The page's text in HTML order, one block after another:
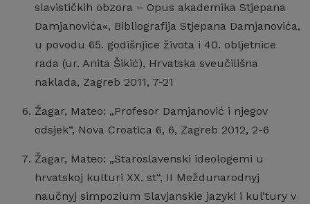
slavističkih obzora – Opus akademika Stjepana
Damjanovića«, Bibliografija Stjepana Damjanovića,
u povodu 65. godišnjice života i 40. obljetnice
rada (ur. Anita Šikić), Hrvatska sveučilišna
naklada, Zagreb 2011, 7-21
Žagar, Mateo: „Profesor Damjanović i njegov
odsjek“, Nova Croatica 6, 6, Zagreb 2012, 2-6
Žagar, Mateo: „Staroslavenski ideologemi u
hrvatskoj kulturi XX. st“, II Meždunarodnyj
naučnyj simpozium Slavjanskie jazyki i kul’tury v